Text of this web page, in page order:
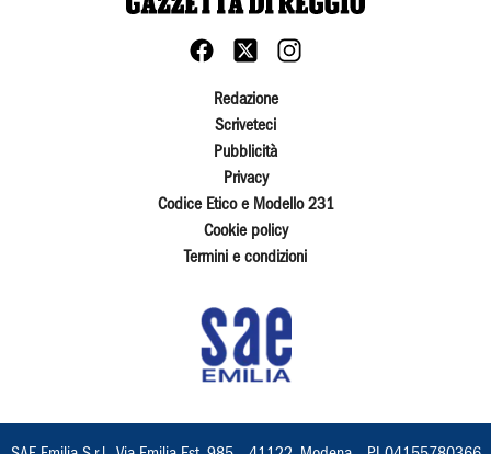
Redazione
Scriveteci
Pubblicità
Privacy
Codice Etico e Modello 231
Cookie policy
Termini e condizioni